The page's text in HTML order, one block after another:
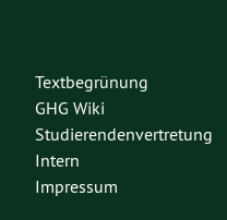
Textbegrünung
GHG Wiki
Studierendenvertretung
Intern
Impressum